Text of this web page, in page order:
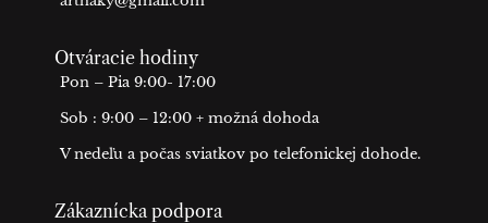
Otváracie hodiny
Pon – Pia 9:00- 17:00
Sob : 9:00 – 12:00 + možná dohoda
V nedeľu a počas sviatkov po telefonickej dohode.
Zákaznícka podpora